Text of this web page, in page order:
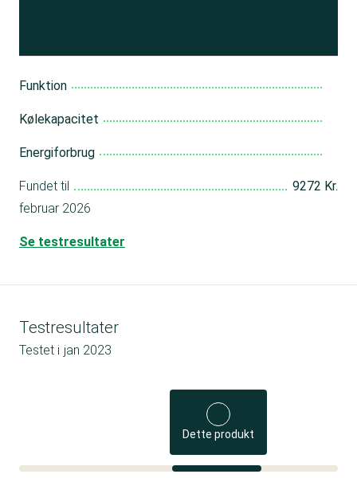
Funktion
Kølekapacitet
Energiforbrug
Fundet til
9272 Kr.
februar 2026
Se testresultater
Testresultater
Testet i jan 2023
Dette produkt